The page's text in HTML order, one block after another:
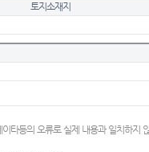
토지소재지
타등의 오류로 실제 내용과 일치하지